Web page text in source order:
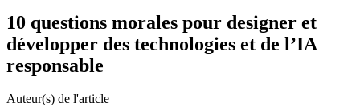
10 questions morales pour designer et
développer des technologies et de l’IA
responsable
Auteur(s) de l'article